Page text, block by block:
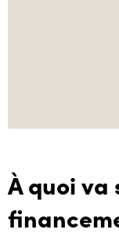
À quoi va